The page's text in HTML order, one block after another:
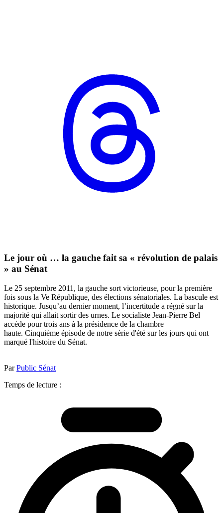
Le jour où … la gauche fait sa « révolution de palais
» au Sénat
Le 25 septembre 2011, la gauche sort victorieuse, pour la première
fois sous la Ve République, des élections sénatoriales. La bascule est
historique. Jusqu’au dernier moment, l’incertitude a régné sur la
majorité qui allait sortir des urnes. Le socialiste Jean-Pierre Bel
accède pour trois ans à la présidence de la chambre
haute. Cinquième épisode de notre série d'été sur les jours qui ont
marqué l'histoire du Sénat.
ParPublic Sénat
Temps de lecture :